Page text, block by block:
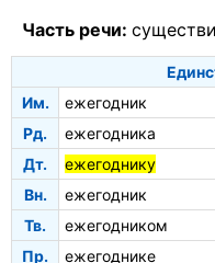
Часть речи:
Им.
ежегодник
Рд.
ежегодника
Дт.
ежегоднику
Вн.
ежегодник
Тв.
ежегодником
Пр.
ежегоднике